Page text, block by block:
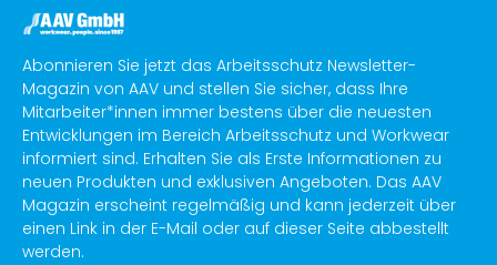
Abonnieren Sie jetzt das Arbeitsschutz Newsletter-
Magazin von AAV und stellen Sie sicher, dass Ihre
Mitarbeiter*innen immer bestens über die neuesten
Entwicklungen im Bereich Arbeitsschutz und Workwear
informiert sind. Erhalten Sie als Erste Informationen zu
neuen Produkten und exklusiven Angeboten. Das AAV
Magazin erscheint regelmäßig und kann jederzeit über
einen Link in der E-Mail oder auf dieser Seite abbestellt
werden.